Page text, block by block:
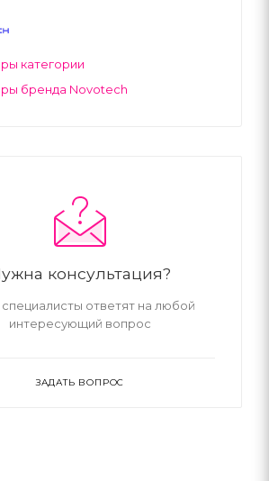
категории
бренда Novotech
консультация?
ответят на любой
интересующий вопрос
ЗАДАТЬ ВОПРОС